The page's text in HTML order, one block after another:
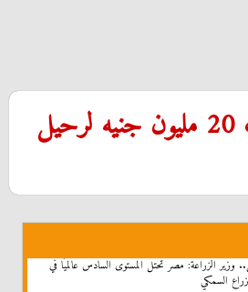
طلب ما يقارب 20 مليون جنيه لرحيل
وزير الزراعة: مصر تحتل المستوى السادس عالميًا في
السمكي